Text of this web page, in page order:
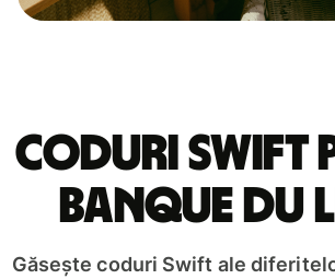
Coduri Swift
BANQUE DU
Găsește coduri Swift ale